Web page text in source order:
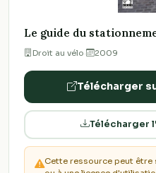
Le guide du
Droit au vélo· 2009
Télécharger
Télécharger
Cette ressource peut